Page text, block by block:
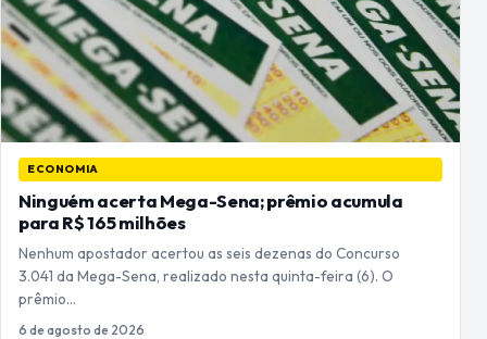
ECONOMIA
Ninguém acerta Mega-Sena; prêmio acumula
para R$ 165 milhões
Nenhum apostador acertou as seis dezenas do Concurso
3.041 da Mega-Sena, realizado nesta quinta-feira (6). O
prêmio…
6 de agosto de 2026